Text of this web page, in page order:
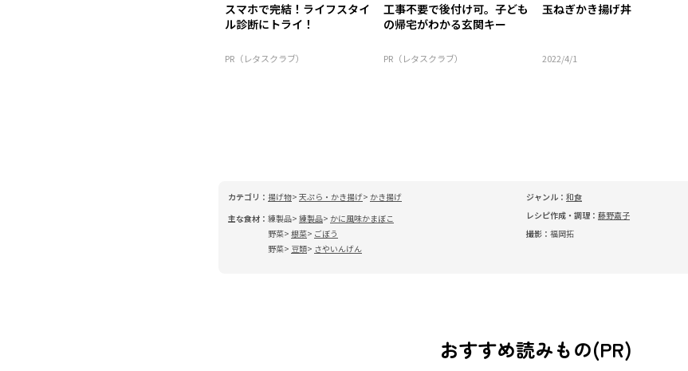
スマホで完結！ライフスタイ
ル診断にトライ！
PR（レタスクラブ）
工事不要で後付け可。子ども
の帰宅がわかる玄関キー
PR（レタスクラブ）
玉ねぎかき揚げ丼
2022/4/1
カテゴリ： 揚げ物 天ぷら・かき揚げ
かき揚げ
主な食材： 練製品 練製品
かに風味かまぼこ
野菜 根菜
ごぼう
野菜
豆類 さやいんげん
ジャンル： 和食
レシピ作成・調理： 藤野嘉子
撮影： 福岡拓
おすすめ読みもの(PR)